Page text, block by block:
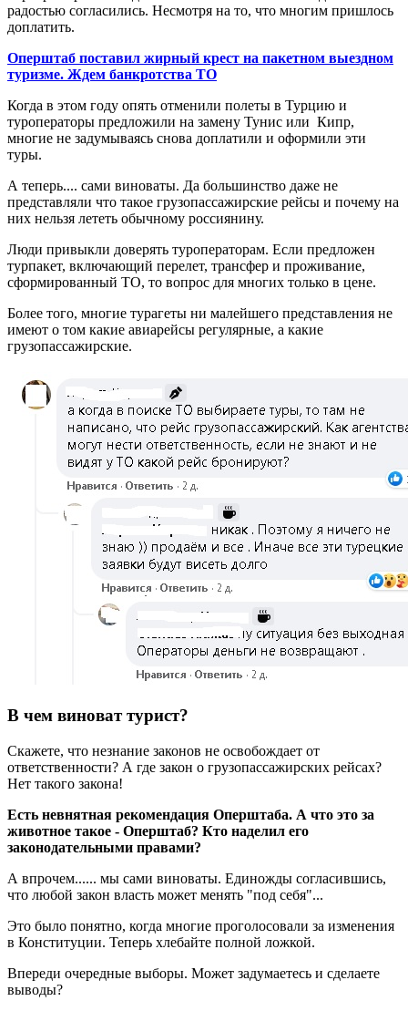
радостью согласились. Несмотря на то, что многим пришлось
доплатить.
Оперштаб поставил жирный крест на пакетном выездном
туризме. Ждем банкротства ТО
Когда в этом году опять отменили полеты в Турцию и
туроператоры предложили на замену Тунис или Кипр,
многие не задумываясь снова доплатили и оформили эти
туры.
А теперь.... сами виноваты. Да большинство даже не
представляли что такое грузопассажирские рейсы и почему на
них нельзя лететь обычному россиянину.
Люди привыкли доверять туроператорам. Если предложен
турпакет, включающий перелет, трансфер и проживание,
сформированный ТО, то вопрос для многих только в цене.
Более того, многие турагеты ни малейшего представления не
имеют о том какие авиарейсы регулярные, а какие
грузопассажирские.
В чем виноват турист?
Скажете, что незнание законов не освобождает от
ответственности? А где закон о грузопассажирских рейсах?
Нет такого закона!
Есть невнятная рекомендация Оперштаба. А что это за
животное такое - Оперштаб? Кто наделил его
законодательными правами?
А впрочем...... мы сами виноваты. Единожды согласившись,
что любой закон власть может менять "под себя"...
Это было понятно, когда многие проголосовали за изменения
в Конституции. Теперь хлебайте полной ложкой.
Впереди очередные выборы. Может задумаетесь и сделаете
выводы?